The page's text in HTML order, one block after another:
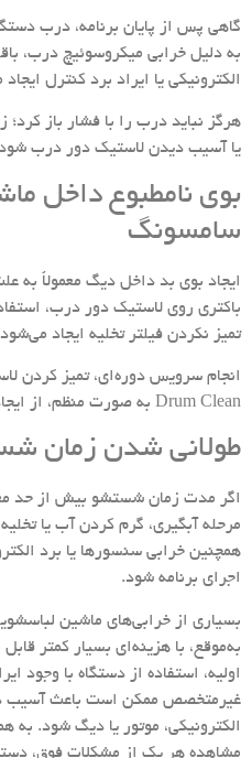
گاهی پس از پایان برنامه، درب
به دلیل خرابی میکروسوئیچ درب،
الکترونیکی یا ایراد برد کنترل
هرگز نباید درب را با فشار باز
یا آسیب دیدن لاستیک دور درب
بوی نامطبوع داخل
سامسونگ
ایجاد بوی بد داخل دیگ معمولاً به
باکتری روی لاستیک دور درب،
تمیز نکردن فیلتر تخلیه ایجاد
انجام سرویس دوره‌ای، تمیز کردن
Drum Clean به صورت منظم، از ایجاد این مشکل جلوگیری می‌کند.
طولانی شدن زمان
اگر مدت زمان شستشو بیش از حد
مرحله آبگیری، گرم کردن آب یا
همچنین خرابی سنسورها یا برد
اجرای برنامه شود.
بسیاری از خرابی‌های ماشین
به‌موقع، با هزینه‌ای بسیار کمتر
اولیه، استفاده از دستگاه با وجود
غیرمتخصص ممکن است باعث آسیب
الکترونیکی، موتور یا دیگ شود.
مشاهده هر یک از مشکلات فوق،